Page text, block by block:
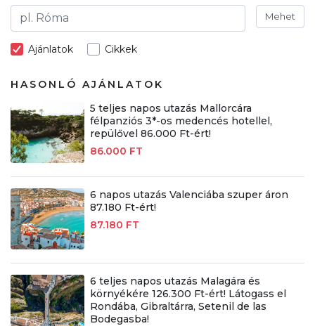
Mehet
Ajánlatok Cikkek
HASONLÓ AJÁNLATOK
5 teljes napos utazás Mallorcára
félpanziós 3*-os medencés hotellel,
repülővel 86.000 Ft-ért!
86.000 FT
6 napos utazás Valenciába szuper áron
87.180 Ft-ért!
87.180 FT
6 teljes napos utazás Malagára és
környékére 126.300 Ft-ért! Látogass el
Rondába, Gibraltárra, Setenil de las
Bodegasba!